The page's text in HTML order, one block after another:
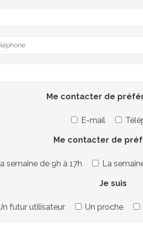
Me contacter de
E-mail
Me contacter de
semaine de 9h à 17h La
Je suis
futur utilisateur Un proche